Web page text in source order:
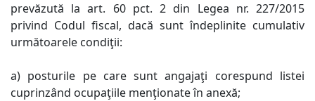
prevăzută la art. 60 pct. 2 din Legea nr. 227/2015
privind Codul fiscal, dacă sunt îndeplinite cumulativ
următoarele condiţii:
a) posturile pe care sunt angajaţi corespund listei
cuprinzând ocupaţiile menţionate în anexă;